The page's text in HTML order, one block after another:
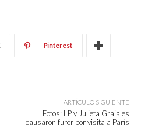
Pinterest
ARTÍCULO SIGUIENTE
Fotos: LP y Julieta Grajales
causaron furor por visita a París